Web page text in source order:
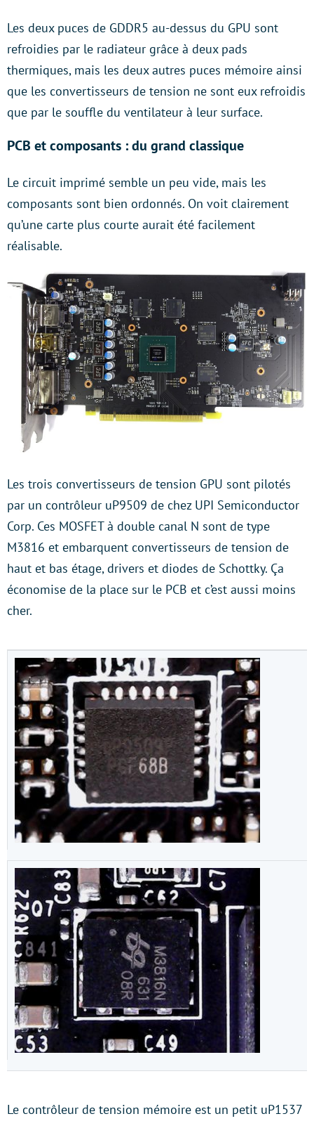
Les deux puces de GDDR5 au-dessus du GPU sont
refroidies par le radiateur grâce à deux pads
thermiques, mais les deux autres puces mémoire ainsi
que les convertisseurs de tension ne sont eux refroidis
que par le souffle du ventilateur à leur surface.
PCB et composants : du grand classique
Le circuit imprimé semble un peu vide, mais les
composants sont bien ordonnés. On voit clairement
qu’une carte plus courte aurait été facilement
réalisable.
Les trois convertisseurs de tension GPU sont pilotés
par un contrôleur uP9509 de chez UPI Semiconductor
Corp. Ces MOSFET à double canal N sont de type
M3816 et embarquent convertisseurs de tension de
haut et bas étage, drivers et diodes de Schottky. Ça
économise de la place sur le PCB et c’est aussi moins
cher.
Le contrôleur de tension mémoire est un petit uP1537